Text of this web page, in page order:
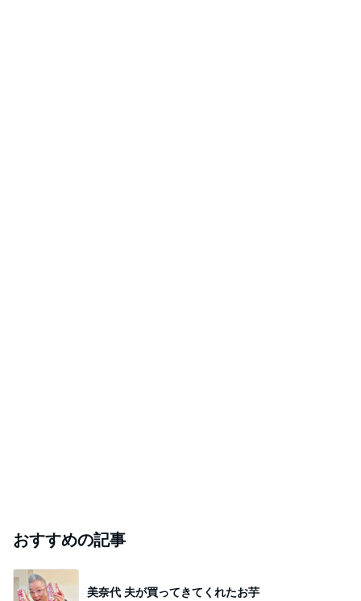
おすすめの記事
美奈代 夫が買ってきてくれたお芋